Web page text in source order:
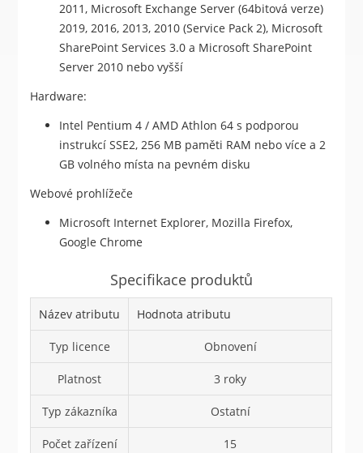
2011, Microsoft Exchange Server (64bitová verze)
2019, 2016, 2013, 2010 (Service Pack 2), Microsoft
SharePoint Services 3.0 a Microsoft SharePoint
Server 2010 nebo vyšší
Hardware:
Intel Pentium 4 / AMD Athlon 64 s podporou
instrukcí SSE2, 256 MB paměti RAM nebo více a 2
GB volného místa na pevném disku
Webové prohlížeče
Microsoft Internet Explorer, Mozilla Firefox,
Google Chrome
Specifikace produktů
Název atributu Hodnota atributu
Typ licence Obnovení
Platnost 3 roky
Typ zákazníka Ostatní
Počet zařízení 15